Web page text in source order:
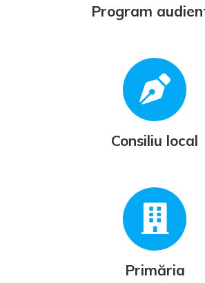
Program
Consiliu local
Primăria